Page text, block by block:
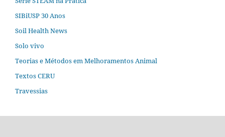
SIBiUSP 30 Anos
Soil Health News
Solo vivo
Teorias e Métodos em Melhoramentos Animal
Textos CERU
Travessias